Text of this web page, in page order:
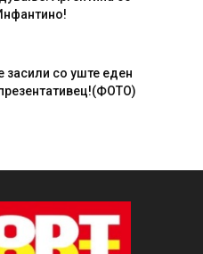
засили со уште еден